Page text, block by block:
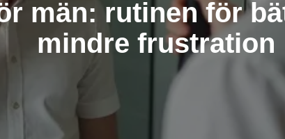
män: rutinen för
mindre frustration